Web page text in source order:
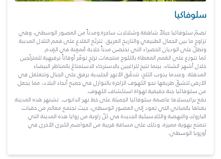
سلوفاكيا
تضمّ سلوفاكيا جبالاً شاهقة وشلالات ساحرة ومدناً من العصور الوسطى، وهي
تزاوج ما بين الجمال الطبيعي والتاريخ العريق. تتربّع القلاع على قمم التلال المدببة
وتطلّ على الوديان الخضراء التي تحتضن مدناً خلابة مُمعِنة في القِدم.
كما تتوزع على القمم المغطاة بالثلوج منتجعات تزلج توفّر أوقاتاً ترفيهية للمتزلّجين
خلال أشهر الشتاء، بينما تتيح للراغبين بالاسترخاء الاستمتاعَ بالمناظر البيضاء
المذهلة. وعندما يذوب الثلج، تتدفّق الأنهر الجليدية برفق على الجبال وتتغلغل في
الأرض لتشقّ طريقها نحو الكهوف الزاخرة بالنوازل في جميع أنحاء البلاد، مما يجعل
من سلوفاكيا جنة حقيقية لهواة استكشاف الكهوف.
تقع براتيسلافا عاصمة سلوفاكيا الجميلة على خط نهر الدانوب. تشتهر هذه المدينة
بغناها بالمباني التي تعود إلى العصور الوسطى، حيث تجتمع معالم من حقبات
الباروك والنهضة والكلاسيكية الجديدة في كلّ زاوية من زوايا هذه المدينة التي
تتمتع بهوية مميزة، وذلك على مسافة قريبة من العواصم الكبرى الأخرى في
أوروبا الوسطى.